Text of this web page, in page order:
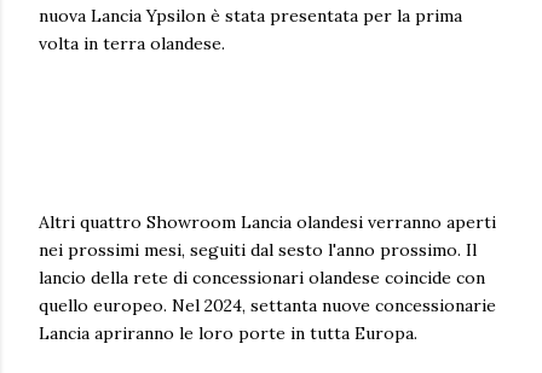
nuova Lancia Ypsilon è stata presentata per la prima
volta in terra olandese.
Altri quattro Showroom Lancia olandesi verranno aperti
nei prossimi mesi, seguiti dal sesto l'anno prossimo. Il
lancio della rete di concessionari olandese coincide con
quello europeo. Nel 2024, settanta nuove concessionarie
Lancia apriranno le loro porte in tutta Europa.